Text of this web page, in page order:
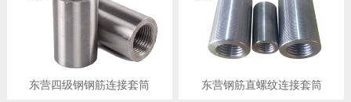
东营四级钢钢筋连接套筒 东营钢筋直螺纹连接套筒